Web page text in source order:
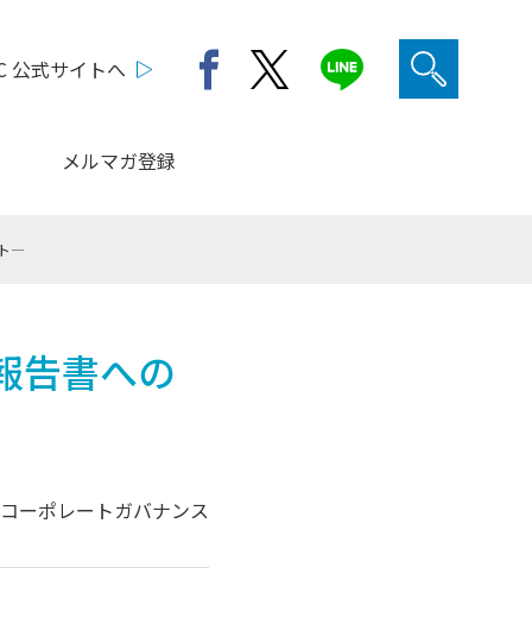
公式サイトへ
メルマガ登録
―
告書への
コーポレートガバナンス